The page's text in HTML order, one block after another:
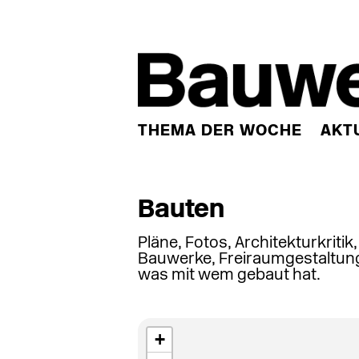
THEMA DER WOCHE
Bauten
Pläne, Fotos,
Bauwerke,
was mit wem gebaut hat.
+